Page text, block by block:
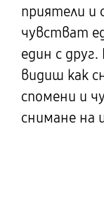
приятели и
чувстват
един с друг.
видиш как
спомени и
снимане на